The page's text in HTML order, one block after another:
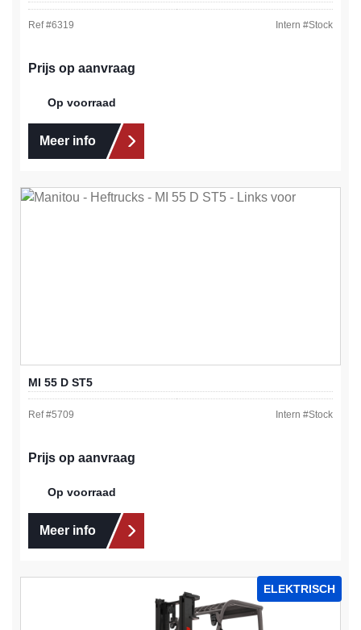
Ref #6319 Intern #Stock
Prijs op aanvraag
Op voorraad
Meer info
MI 55 D ST5
Ref #5709 Intern #Stock
Prijs op aanvraag
Op voorraad
Meer info
ELEKTRISCH